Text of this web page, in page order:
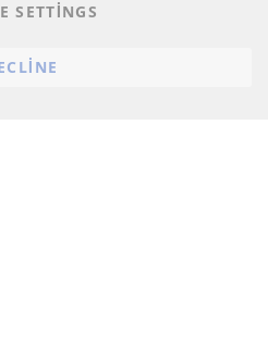
SETTINGS